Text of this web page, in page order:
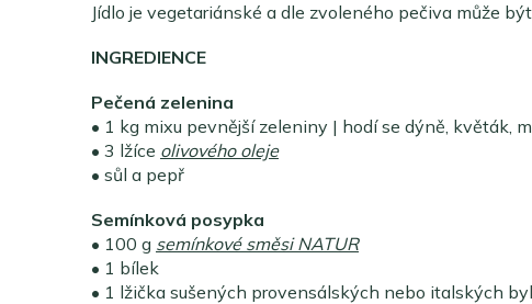
Jídlo je vegetariánské a dle zvoleného pečiva může
INGREDIENCE
Pečená zelenina
• 1 kg mixu pevnější zeleniny | hodí se dýně, květák,
• 3 lžíce olivového oleje
• sůl a pepř
Semínková posypka
• 100 g semínkové směsi NATUR
• 1 bílek
• 1 lžička sušených provensálských nebo italských